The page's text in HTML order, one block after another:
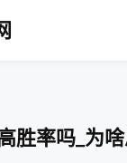
胜率吗_为